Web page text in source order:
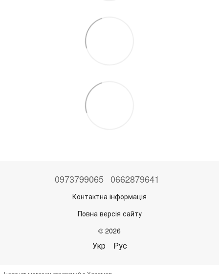
0973799065 0662879641
Контактна інформація
Повна версія сайту
© 2026
Укр Рус